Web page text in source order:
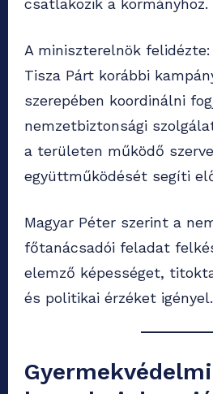
csatlakozik a kormányhoz.
A miniszterelnök
Tisza Párt korábbi
szerepében koordinálni
nemzetbiztonsági
a területen működő
együttműködését segíti
Magyar Péter szerint a
főtanácsadói feladat
elemző képességet,
és politikai érzéket igényel.